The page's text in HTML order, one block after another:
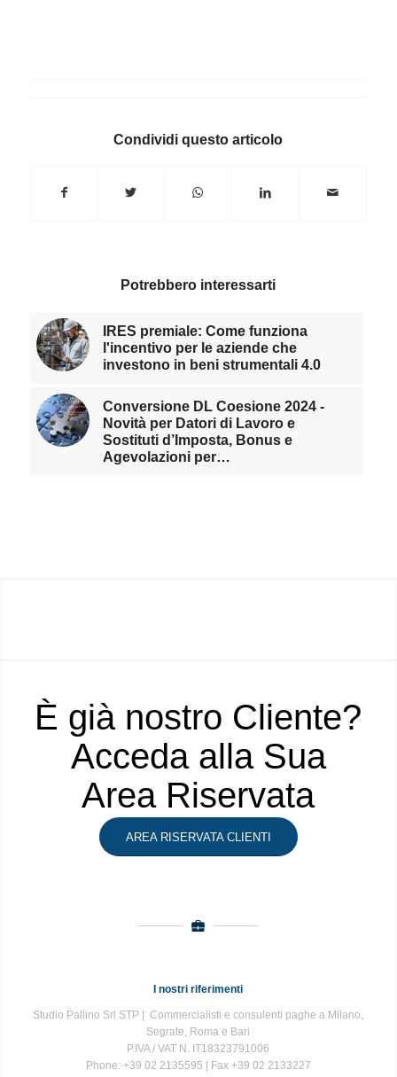
Condividi questo articolo
Potrebbero interessarti
IRES premiale: Come funziona
l'incentivo per le aziende che
investono in beni strumentali 4.0
Conversione DL Coesione 2024 -
Novità per Datori di Lavoro e
Sostituti d’Imposta, Bonus e
Agevolazioni per…
È già nostro Cliente?
Acceda alla Sua
Area Riservata
AREA RISERVATA CLIENTI
I nostri riferimenti
Studio Pallino Srl STP | Commercialisti e consulenti paghe a Milano,
Segrate, Roma e Bari
P.IVA / VAT N. IT18323791006
Phone: +39 02 2135595 | Fax +39 02 2133227